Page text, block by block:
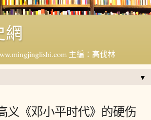
網
主編：高伐林
▼
义《邓小平时代》的硬伤